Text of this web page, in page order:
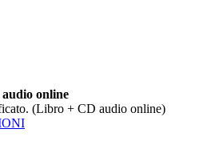
online
(Libro + CD audio online)